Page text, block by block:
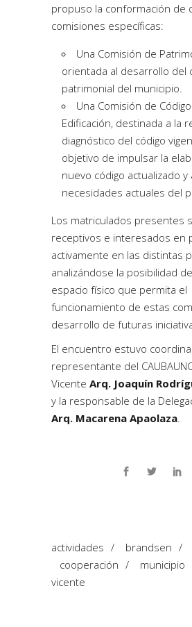
propuso la conformación de
comisiones específicas:
Una Comisión de
orientada al desarrollo del
patrimonial del municipio.
Una Comisión de
Edificación, destinada a la
diagnóstico del código
objetivo de impulsar la
nuevo código actualizado y
necesidades actuales del
Los matriculados presentes
receptivos e interesados en
activamente en las distintas
analizándose la posibilidad
espacio físico que permita el
funcionamiento de estas
desarrollo de futuras
El encuentro estuvo
representante del
Vicente Arq. Joaquín
y la responsable de la
Arq. Macarena Apaolaza
actividades / brandsen /
cooperación / municipio
vicente